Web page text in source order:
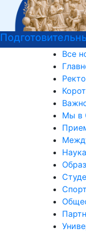
Все
Мы в
Наука
Спорт